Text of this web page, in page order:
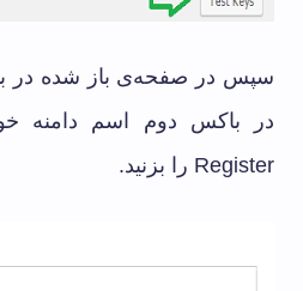
سپس در صفحه‌ی باز شده در
در باکس دوم اسم دامنه
Register را بزنید.